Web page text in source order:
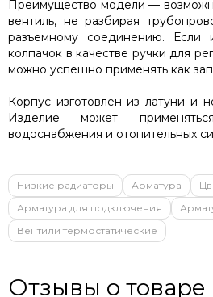
Преимущество модели —
вентиль, не разбирая
разъемному соединению. Если
колпачок в качестве ручки для
можно успешно применять как
Корпус изготовлен из латуни и
Изделие может
водоснабжения и отопительных
Низкие радиаторы Арматура
Арматура для подключения
Вентили термостатические
Отзывы о товаре